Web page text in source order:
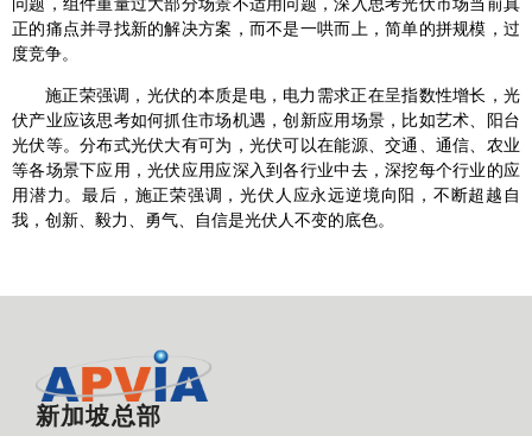
正的痛点并寻找新的解决方案，而不是一哄而上，简单的拼规模，过
度竞争。
施正荣强调，光伏的本质是电，电力需求正在呈指数性增长，光
伏产业应该思考如何抓住市场机遇，创新应用场景，比如艺术、阳台
光伏等。分布式光伏大有可为，光伏可以在能源、交通、通信、农业
等各场景下应用，光伏应用应深入到各行业中去，深挖每个行业的应
用潜力。最后，施正荣强调，光伏人应永远逆境向阳，不断超越自
我，创新、毅力、勇气、自信是光伏人不变的底色。
新加坡总部